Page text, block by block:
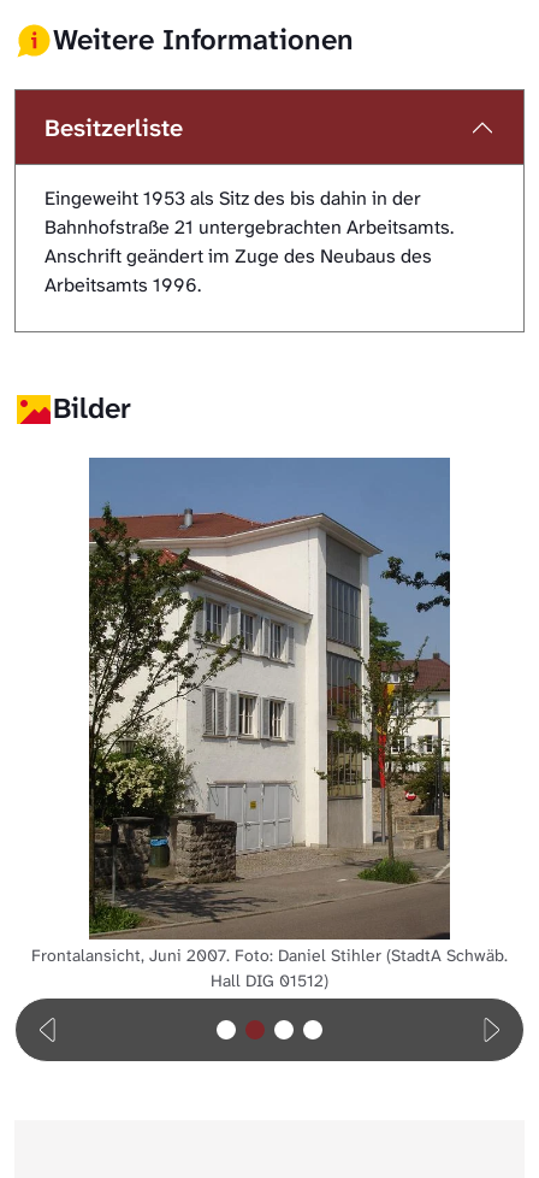
Weitere Informationen
Besitzerliste
Eingeweiht 1953 als Sitz des bis dahin in der
Bahnhofstraße 21 untergebrachten Arbeitsamts.
Anschrift geändert im Zuge des Neubaus des
Arbeitsamts 1996.
Bilder
Frontalansicht, Juni 2007. Foto: Daniel Stihler (StadtA Schwäb.
Hall DIG 01512)